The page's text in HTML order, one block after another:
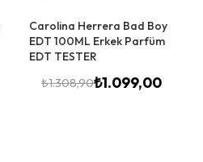
Carolina Herrera Bad Boy
EDT 100ML Erkek Parfüm
EDT TESTER
₺1.308,90₺1.099,00